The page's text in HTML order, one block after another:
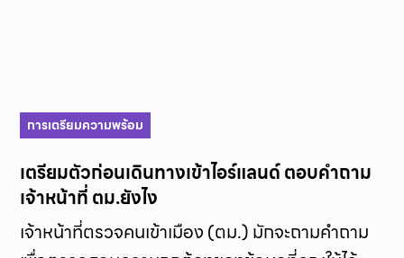
การเตรียมความพร้อม
เตรียมตัวก่อนเดินทางเข้าไอร์แลนด์ ตอบคำถาม
เจ้าหน้าที่ ตม.ยังไง
เจ้าหน้าที่ตรวจคนเข้าเมือง (ตม.) มักจะถามคำถาม